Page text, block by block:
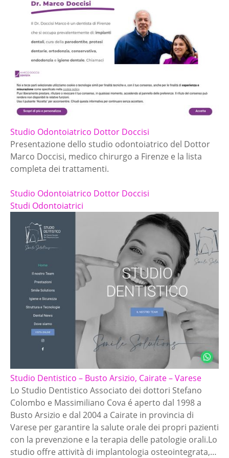
Studio Odontoiatrico Dottor Doccisi
Presentazione dello studio odontoiatrico del Dottor
Marco Doccisi, medico chirurgo a Firenze e la lista
completa dei trattamenti.
Studio Odontoiatrico Dottor Doccisi
Studi Odontoiatrici
Studio Dentistico – Busto Arsizio, Cairate – Varese
Lo Studio Dentistico Associato dei dottori Stefano
Colombo e Massimiliano Cova é aperto dal 1998 a
Busto Arsizio e dal 2004 a Cairate in provincia di
Varese per garantire la salute orale dei propri pazienti
con la prevenzione e la terapia delle patologie orali.Lo
studio offre attività di implantologia osteointegrata,…